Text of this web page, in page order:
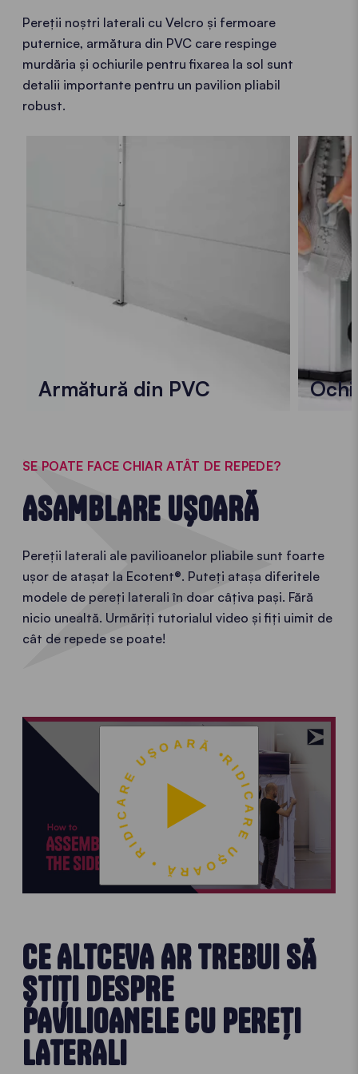
Pereții noștri laterali cu Velcro și fermoare
puternice, armătura din PVC care respinge
murdăria și ochiurile pentru fixarea la sol sunt
detalii importante pentru un pavilion pliabil
robust.
Armătură din PVC
SE POATE FACE CHIAR ATÂT DE REPEDE?
ASAMBLARE UȘOARĂ
Pereții laterali ale pavilioanelor pliabile sunt foarte
ușor de atașat la Ecotent®. Puteți atașa diferitele
modele de pereți laterali în doar câțiva pași. Fără
nicio unealtă. Urmăriți tutorialul video și fiți uimit de
cât de repede se poate!
RIDICARE UȘOARĂ • RIDICARE UȘOARĂ •
CE ALTCEVA AR TREBUI SĂ
ȘTIȚI DESPRE
PAVILIOANELE CU PEREȚI
LATERALI